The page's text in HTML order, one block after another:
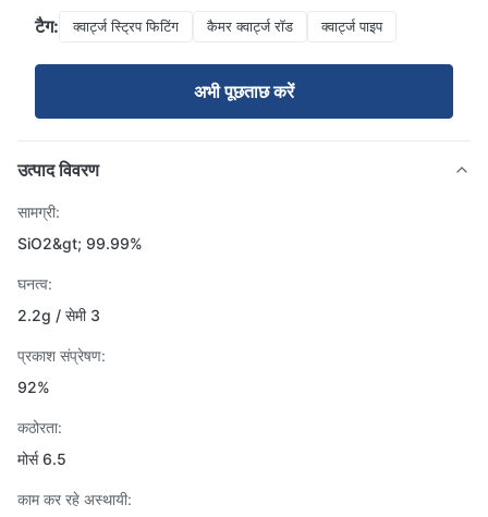
टैग: क्वार्ट्ज स्ट्रिप फिटिंग कैमर क्वार्ट्ज रॉड क्वार्ट्ज पाइप
अभी पूछताछ करें
उत्पाद विवरण
सामग्री:
SiO2&gt; 99.99%
घनत्व:
2.2g / सेमी 3
प्रकाश संप्रेषण:
92%
कठोरता:
मोर्स 6.5
काम कर रहे अस्थायी: